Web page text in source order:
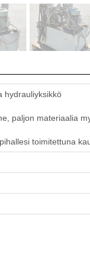
hydrauliyksikkö
paljon materiaalia
toimitettuna